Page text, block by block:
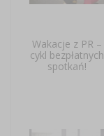
Wakacje z PR –
cykl bezpłatnych
spotkań!